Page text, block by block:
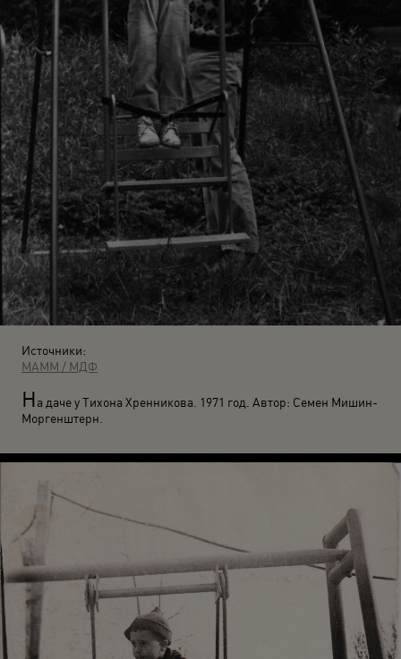
Источники:
МАММ / МДФ
На даче у Тихона Хренникова. 1971 год. Автор: Семен Мишин-
Моргенштерн.